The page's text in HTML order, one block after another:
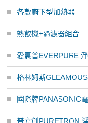
各款廚下型加熱器
熱飲機+過濾器組合
愛惠普EVERPURE
格林姆斯
國際牌PANASONIC
普立創PURETRON